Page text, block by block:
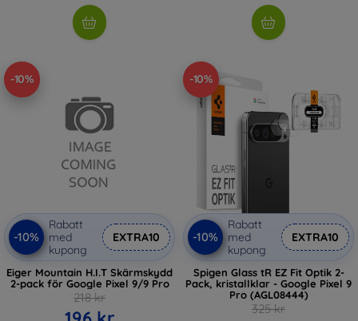
-10%
-10%
Rabatt
med
kupong
EXTRA10
Eiger Mountain H.I.T Skärmskydd
2-pack för Google Pixel 9/9 Pro
218 kr
-10%
-10%
Rabatt
med
kupong
EXTRA10
Spigen Glass tR EZ Fit Optik 2-
Pack, kristallklar - Google Pixel 9
Pro (AGL08444)
325 kr